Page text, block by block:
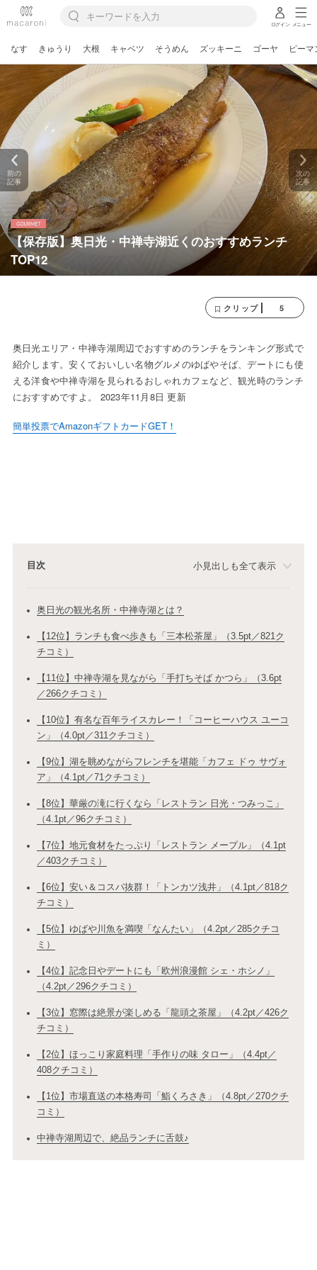
ログイン メニュー
なす きゅうり 大根 キャベツ そうめん ズッキーニ ゴーヤ ピーマ
【保存版】奥日光・中禅寺湖近くのおすすめランチ
TOP12
前の
記事
次の
記事
クリップ 5
奥日光エリア・中禅寺湖周辺でおすすめのランチをランキング形式で
紹介します。安くておいしい名物グルメのゆばやそば、デートにも使
える洋食や中禅寺湖を見られるおしゃれカフェなど、観光時のランチ
におすすめですよ。 2023年11月8日 更新
簡単投票でAmazonギフトカードGET！
目次 小見出しも全て表示
奥日光の観光名所・中禅寺湖とは？
【12位】ランチも食べ歩きも「三本松茶屋」（3.5pt／821ク
チコミ）
【11位】中禅寺湖を見ながら「手打ちそば かつら」（3.6pt
／266クチコミ）
【10位】有名な百年ライスカレー！「コーヒーハウス ユーコ
ン」（4.0pt／311クチコミ）
【9位】湖を眺めながらフレンチを堪能「カフェ ドゥ サヴォ
ア」（4.1pt／71クチコミ）
【8位】華厳の滝に行くなら「レストラン 日光・つみっこ」
（4.1pt／96クチコミ）
【7位】地元食材をたっぷり「レストラン メープル」（4.1pt
／403クチコミ）
【6位】安い＆コスパ抜群！「トンカツ浅井」（4.1pt／818ク
チコミ）
【5位】ゆばや川魚を満喫「なんたい」（4.2pt／285クチコ
ミ）
【4位】記念日やデートにも「欧州浪漫館 シェ・ホシノ」
（4.2pt／296クチコミ）
【3位】窓際は絶景が楽しめる「龍頭之茶屋」（4.2pt／426ク
チコミ）
【2位】ほっこり家庭料理「手作りの味 タロー」（4.4pt／
408クチコミ）
【1位】市場直送の本格寿司「鮨くろさき」（4.8pt／270クチ
コミ）
中禅寺湖周辺で、絶品ランチに舌鼓♪